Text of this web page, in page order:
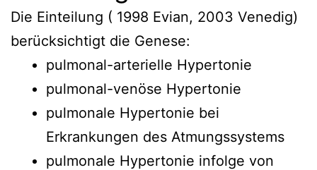
Die Einteilung ( 1998 Evian, 2003 Venedig)
berücksichtigt die Genese:
pulmonal-arterielle Hypertonie
pulmonal-venöse Hypertonie
pulmonale Hypertonie bei
Erkrankungen des Atmungssystems
pulmonale Hypertonie infolge von